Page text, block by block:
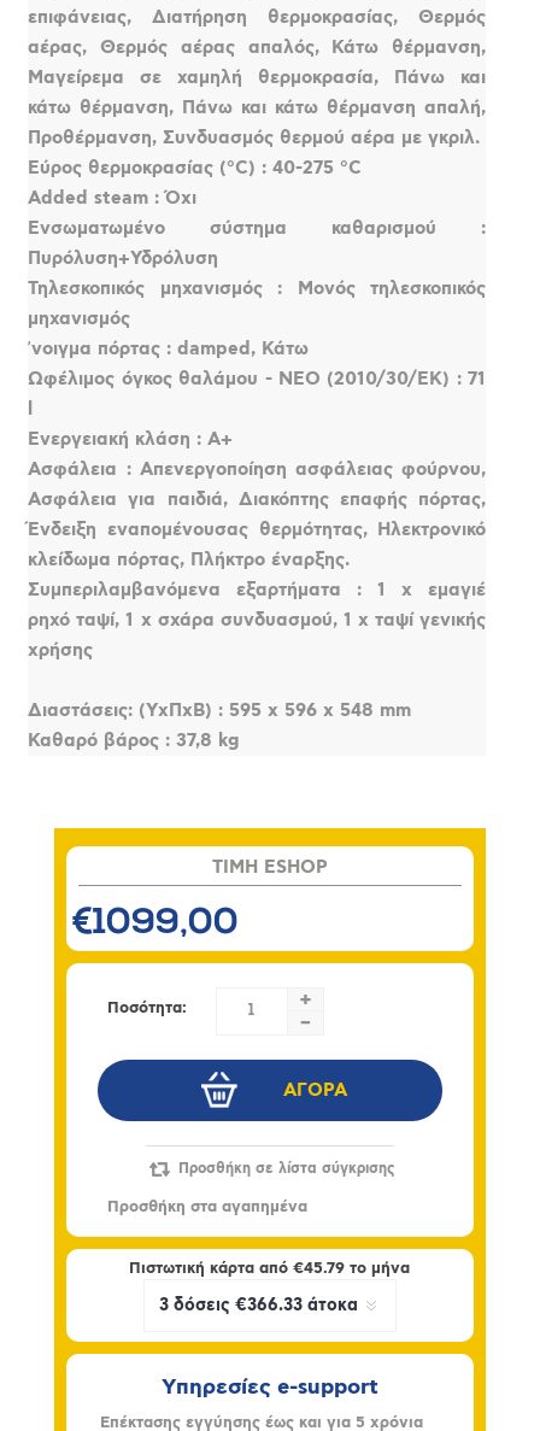
επιφάνειας, Διατήρηση θερμοκρασίας, Θερμός
αέρας, Θερμός αέρας απαλός, Κάτω θέρμανση,
Μαγείρεμα σε χαμηλή θερμοκρασία, Πάνω και
κάτω θέρμανση, Πάνω και κάτω θέρμανση απαλή,
Προθέρμανση, Συνδυασμός θερμού αέρα με γκριλ.
Εύρος θερμοκρασίας (°C) : 40-275 °C
Added steam : Όχι
Ενσωματωμένο σύστημα καθαρισμού :
Πυρόλυση+Υδρόλυση
Τηλεσκοπικός μηχανισμός : Μονός τηλεσκοπικός
μηχανισμός
ʼνοιγμα πόρτας : damped, Κάτω
Ωφέλιμος όγκος θαλάμου - ΝΕΟ (2010/30/ΕΚ) : 71
Ενεργειακή κλάση : A+
Ασφάλεια : Απενεργοποίηση ασφάλειας φούρνου,
Ασφάλεια για παιδιά, Διακόπτης επαφής πόρτας,
Ένδειξη εναπομένουσας θερμότητας, Ηλεκτρονικό
κλείδωμα πόρτας, Πλήκτρο έναρξης.
Συμπεριλαμβανόμενα εξαρτήματα : 1 x εμαγιέ
ρηχό ταψί, 1 x σχάρα συνδυασμού, 1 x ταψί γενικής
χρήσης
Διαστάσεις: (ΥxΠxΒ) : 595 x 596 x 548 mm
Καθαρό βάρος : 37,8 kg
TIMH ESHOP
€1099,00
Ποσότητα:
+
-
Πιστωτική κάρτα από€45.79 το μήνα
Υπηρεσίες e-support
Επέκτασης εγγύησης έως και για 5 χρόνια